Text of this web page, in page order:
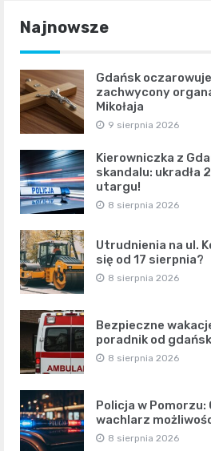
Najnowsze
Gdańsk
zachwycony
Mikołaja
9 sierpnia 2026
Kierowniczka z
skandalu: ukradła
utargu!
8 sierpnia 2026
Utrudnienia na ul.
się od 17 sierpnia?
8 sierpnia 2026
Bezpieczne
poradnik od
8 sierpnia 2026
Policja w
wachlarz
8 sierpnia 2026